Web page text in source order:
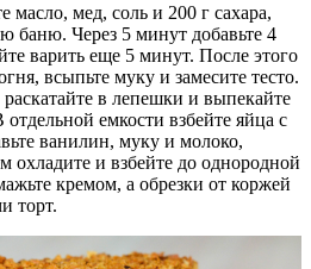
масло, мед, соль и 200 г сахара,
баню. Через 5 минут добавьте 4
варить еще 5 минут. После этого
всыпьте муку и замесите тесто.
раскатайте в лепешки и выпекайте
емкости взбейте яйца с
ванилин, муку и молоко,
охладите и взбейте до однородной
кремом, а обрезки от коржей
торт.